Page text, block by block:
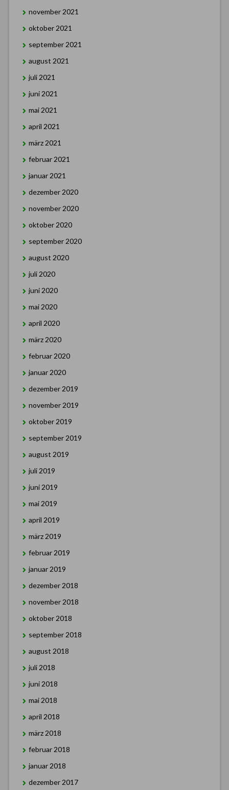
november 2021
oktober 2021
september 2021
august 2021
juli 2021
juni 2021
mai 2021
april 2021
märz 2021
februar 2021
januar 2021
dezember 2020
november 2020
oktober 2020
september 2020
august 2020
juli 2020
juni 2020
mai 2020
april 2020
märz 2020
februar 2020
januar 2020
dezember 2019
november 2019
oktober 2019
september 2019
august 2019
juli 2019
juni 2019
mai 2019
april 2019
märz 2019
februar 2019
januar 2019
dezember 2018
november 2018
oktober 2018
september 2018
august 2018
juli 2018
juni 2018
mai 2018
april 2018
märz 2018
februar 2018
januar 2018
dezember 2017